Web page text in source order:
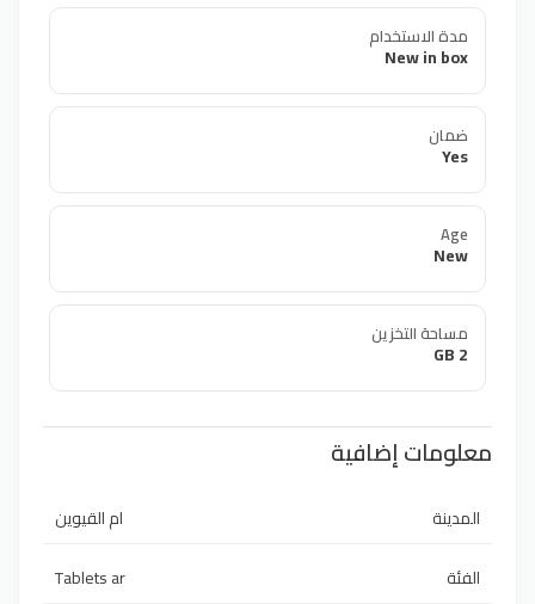
مدة الاستخدام
New in box
ضمان
Yes
Age
New
مساحة التخزين
2 GB
معلومات إضافية
المدينة
ام القيوين
الفئة
Tablets ar